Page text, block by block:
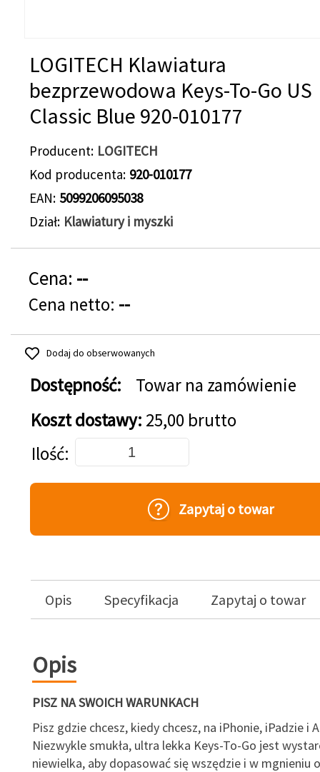
LOGITECH Klawiatura
bezprzewodowa Keys-To-Go US
Classic Blue 920-010177
Producent LOGITECH
Kod producenta 920-010177
EAN 5099206095038
Dział Klawiatury i myszki
Cena: --
Cena netto: --
Dodaj do obserwowanych
Dostępność:
Towar na zamówienie
Koszt dostawy: 25,00 brutto
Dodaj do koszyka
Ilość
Zapytaj o towar
Opis Specyfikacja Zapytaj o towar
Opis
PISZ NA SWOICH WARUNKACH
Pisz gdzie chcesz, kiedy chcesz, na iPhonie, iPadzie i
Niezwykle smukła, ultra lekka Keys-To-Go jest
niewielka, aby dopasować się wszędzie i w mgnieniu